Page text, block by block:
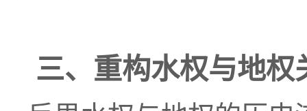
三、重构水权与地权